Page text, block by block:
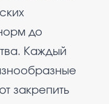
до
Каждый
закрепить